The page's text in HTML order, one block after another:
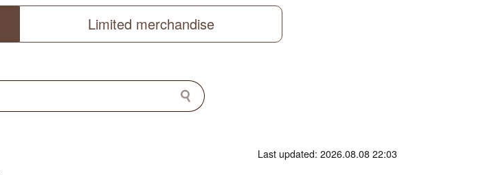
Limited merchandise
Last updated: 2026.08.08 22:03